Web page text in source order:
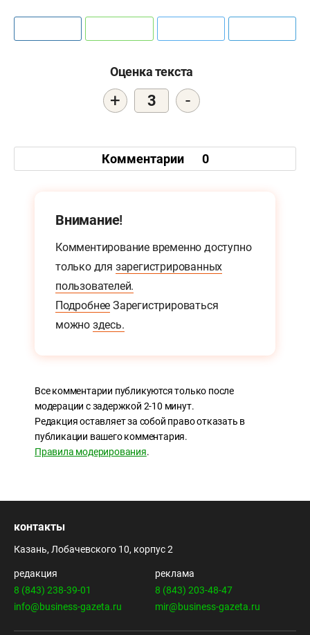
Оценка текста
+ 3 -
Комментарии 0
Внимание!
Комментирование временно доступно
только для зарегистрированных
пользователей.
Подробнее Зарегистрироваться
можно здесь.
Все комментарии публикуются только после
модерации с задержкой 2-10 минут.
Редакция оставляет за собой право отказать в
публикации вашего комментария.
Правила модерирования.
контакты
Казань, Лобачевского 10, корпус 2
редакция
8 (843) 238-39-01
info@business-gazeta.ru
реклама
8 (843) 203-48-47
mir@business-gazeta.ru